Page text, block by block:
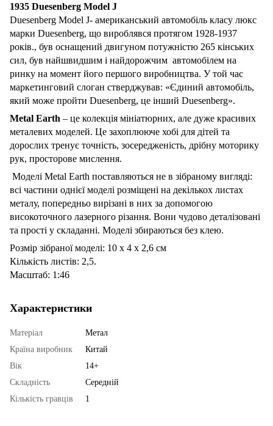
1935 Duesenberg Model J
Duesenberg Model J- американський автомобіль класу люкс
марки Duesenberg, що вироблявся протягом 1928-1937
років., був оснащений двигуном потужністю 265 кінських
сил, був найшвидшим і найдорожчим автомобілем на
ринку на момент його першого виробництва. У той час
маркетинговий слоган стверджував: «Єдиний автомобіль,
який може пройти Duesenberg, це інший Duesenberg».
Metal Earth – це колекція мініатюрних, але дуже красивих
металевих моделей. Це захоплююче хобі для дітей та
дорослих тренує точність, зосередженість, дрібну моторику
рук, просторове мислення.
Моделі Metal Earth поставляються не в зібраному вигляді:
всі частини однієї моделі розміщені на декількох листах
металу, попередньо вирізані в них за допомогою
високоточного лазерного різання. Вони чудово деталізовані
та прості у складанні. Моделі збираються без клею.
Розмір зібраної моделі: 10 х 4 х 2,6 см
Кількість листів: 2,5.
Масштаб: 1:46
Характеристики
Матеріал
Метал
Країна виробник
Китай
Вік
14+
Складність
Середній
Кількість гравців
1